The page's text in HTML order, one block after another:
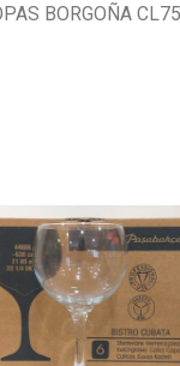
BORGOÑA CL75